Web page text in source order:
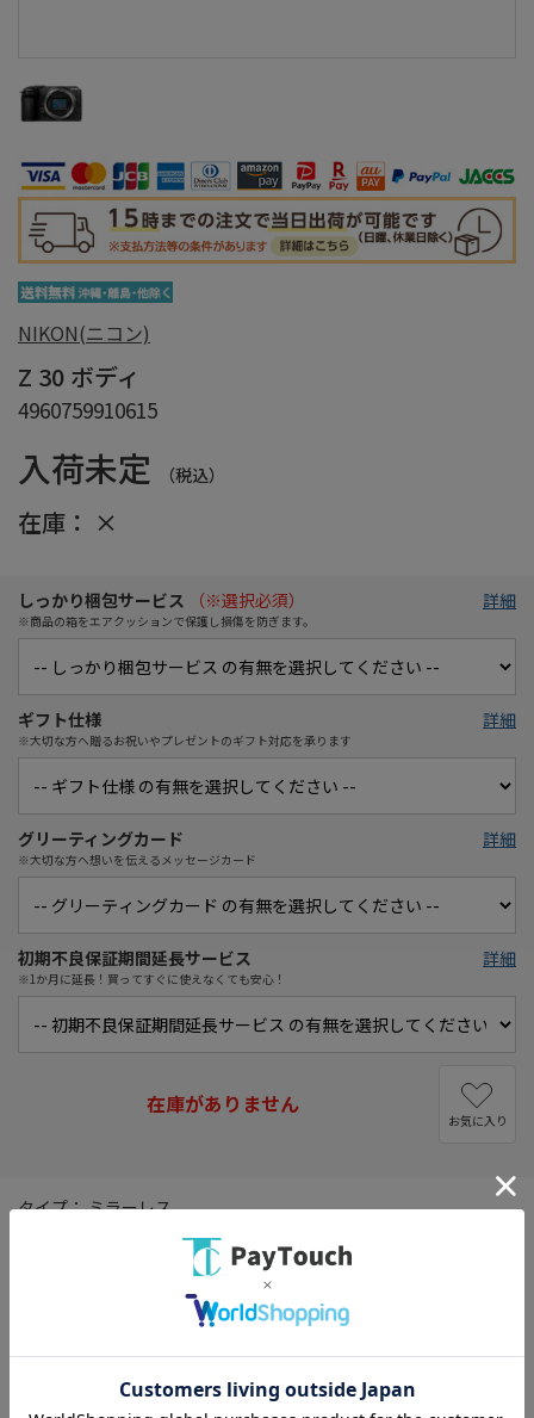
NIKON(ニコン)
Z 30 ボディ
4960759910615
入荷未定 （税込）
在庫： ×
しっかり梱包サービス （※選択必須）
※商品の箱をエアクッションで保護し損傷を防ぎます。
詳細
ギフト仕様
※大切な方へ贈るお祝いやプレゼントのギフト対応を承ります
詳細
グリーティングカード
※大切な方へ想いを伝えるメッセージカード
詳細
初期不良保証期間延長サービス
※1か月に延長！買ってすぐに使えなくても安心！
詳細
在庫がありません
お気に入り
タイプ： ミラーレス
画素数： 2151万画素(総画素)/2088万画素(有効画素)
撮像素子： APS-C/23.5mm×15.7mm/CMOS
撮影感度： 標準 ISO100～51200/拡張 ISO102400相当・204800相
記録フォーマット： JPEG/RAW(NEF)
連写撮影： 高速連続撮影 約5コマ/秒/高速連続撮影(拡張) 約11コ